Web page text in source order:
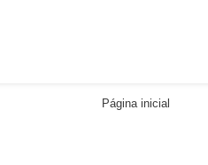
Página inicial